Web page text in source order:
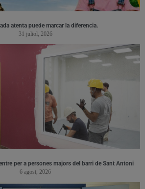
atenta puede marcar la diferencia.
31 juliol, 2026
per a persones majors del barri de Sant Antoni
6 agost, 2026